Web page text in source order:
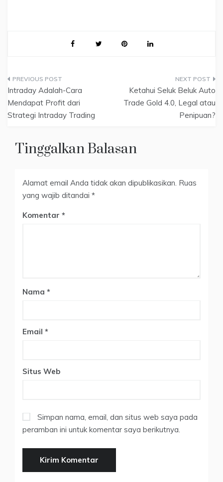
Navigasi
pos
Intraday Adalah-Cara
Mendapat Profit dari
Strategi Intraday Trading
Ketahui Seluk Beluk Auto
Trade Gold 4.0, Legal atau
Penipuan?
Tinggalkan Balasan
Alamat email Anda tidak akan dipublikasikan. Ruas
yang wajib ditandai *
Komentar
Nama *
Email *
Situs Web
Simpan nama, email, dan situs web saya pada
peramban ini untuk komentar saya berikutnya.